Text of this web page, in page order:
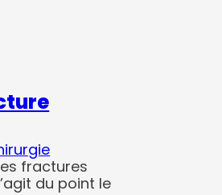
fractures
du point le